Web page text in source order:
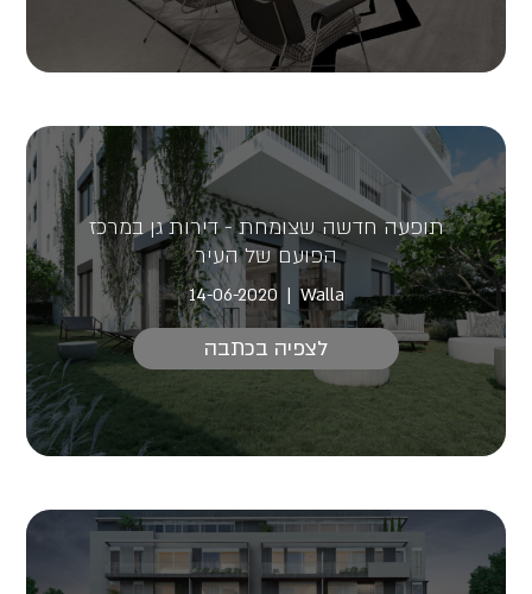
תופעה חדשה שצומחת - דירות גן במרכז
הפועם של העיר
Walla
14-06-2020
לצפיה בכתבה